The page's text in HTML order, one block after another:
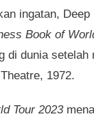
ingatan, Deep
Book of
di dunia setelah
1972.
Tour 2023